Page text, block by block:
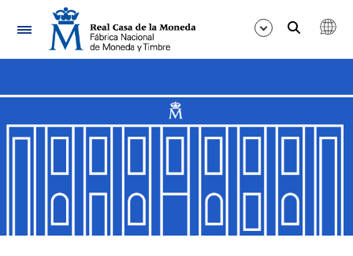
Nabigazioa
Erakutsi/Ezkutatu
Erakutsi/Ezkutatu
Erakutsi/Ezkutatu